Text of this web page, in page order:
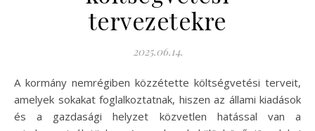
tervezetekre
2025.06.14.
A kormány nemrégiben közzétette költségvetési terveit,
amelyek sokakat foglalkoztatnak, hiszen az állami kiadások
és a gazdasági helyzet közvetlen hatással van a